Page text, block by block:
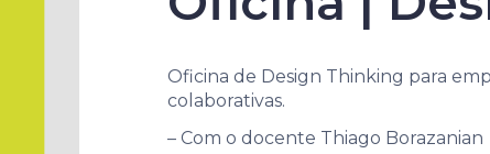
Oficina de Design Thinking para
colaborativas.
– Com o docente Thiago Borazanian